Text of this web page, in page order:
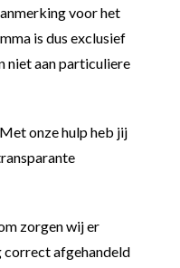
voor het
is dus exclusief
niet aan particuliere
onze hulp heb jij
zorgen wij er
afgehandeld